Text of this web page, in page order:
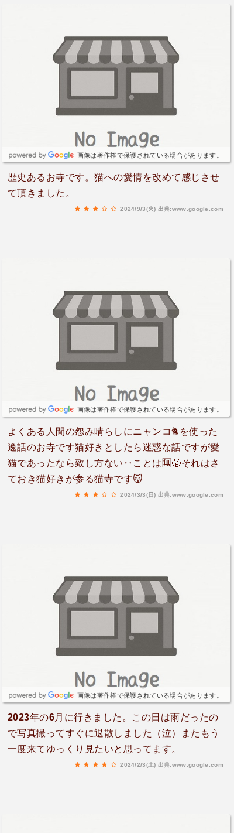
画像は著作権で保護されている場合があります。
歴史あるお寺です。猫への愛情を改めて感じさせ
て頂きました。
2024/9/3(火) 出典:www.google.com
画像は著作権で保護されている場合があります。
よくある人間の怨み晴らしにニャンコ🐈を使った
逸話のお寺です猫好きとしたら迷惑な話ですが愛
猫であったなら致し方ない‥ことは🈚️😤それはさ
ておき猫好きが参る猫寺です😽
2024/3/3(日) 出典:www.google.com
画像は著作権で保護されている場合があります。
2023年の6月に行きました。この日は雨だったの
で写真撮ってすぐに退散しました（泣）またもう
一度来てゆっくり見たいと思ってます。
2024/2/3(土) 出典:www.google.com